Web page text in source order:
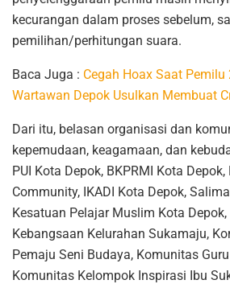
kecurangan dalam proses sebelum,
pemilihan/perhitungan suara.
Baca Juga : Cegah Hoax Saat Pemilu
Wartawan Depok Usulkan Membuat
Dari itu, belasan organisasi dan
kepemudaan, keagamaan, dan
PUI Kota Depok, BKPRMI Kota
Community, IKADI Kota Depok,
Kesatuan Pelajar Muslim Kota
Kebangsaan Kelurahan Sukamaju,
Pemaju Seni Budaya, Komunitas
Komunitas Kelompok Inspirasi Ibu